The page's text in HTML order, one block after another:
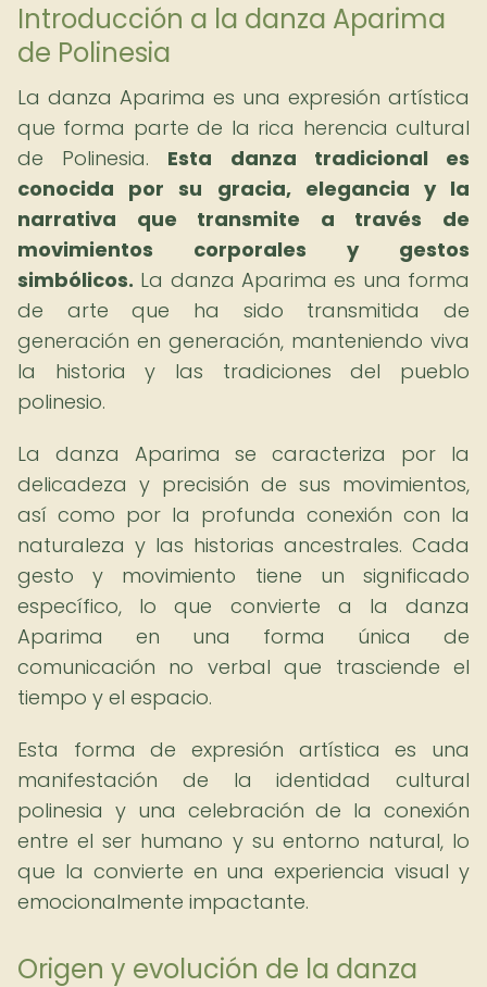
Introducción a la danza Aparima
de Polinesia
La danza Aparima es una expresión artística
que forma parte de la rica herencia cultural
de Polinesia. Esta danza tradicional es
conocida por su gracia, elegancia y la
narrativa que transmite a través de
movimientos corporales y gestos
simbólicos. La danza Aparima es una forma
de arte que ha sido transmitida de
generación en generación, manteniendo viva
la historia y las tradiciones del pueblo
polinesio.
La danza Aparima se caracteriza por la
delicadeza y precisión de sus movimientos,
así como por la profunda conexión con la
naturaleza y las historias ancestrales. Cada
gesto y movimiento tiene un significado
específico, lo que convierte a la danza
Aparima en una forma única de
comunicación no verbal que trasciende el
tiempo y el espacio.
Esta forma de expresión artística es una
manifestación de la identidad cultural
polinesia y una celebración de la conexión
entre el ser humano y su entorno natural, lo
que la convierte en una experiencia visual y
emocionalmente impactante.
Origen y evolución de la danza